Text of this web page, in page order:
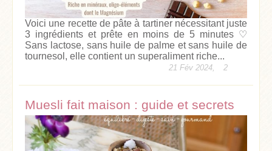
Voici une recette de pâte à tartiner nécessitant juste
3 ingrédients et prête en moins de 5 minutes ♡
Sans lactose, sans huile de palme et sans huile de
tournesol, elle contient un superaliment riche...
21 Fév 2024, 2
Muesli fait maison : guide et secrets